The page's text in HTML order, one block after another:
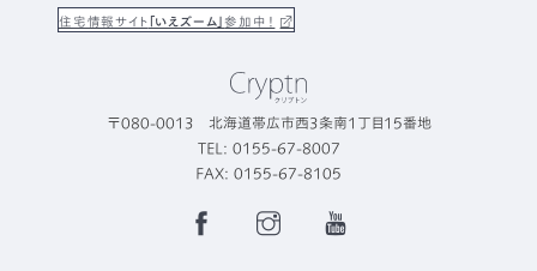
住宅情報サイト「いえズーム」参加中！
〒080-0013 北海道帯広市西3条南1丁目15番地
TEL: 0155-67-8007
FAX: 0155-67-8105
FacebookInstagramYouTube